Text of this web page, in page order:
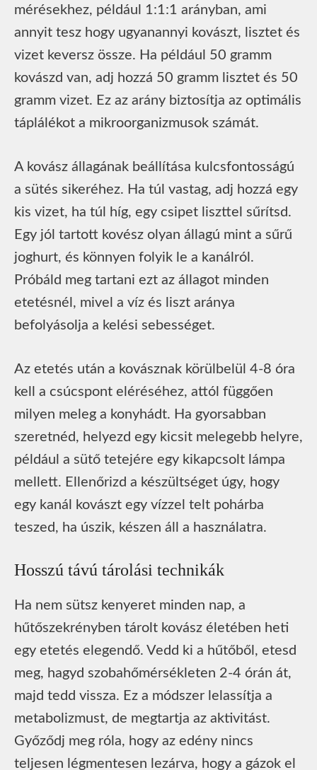
mérésekhez, például 1:1:1 arányban, ami
annyit tesz hogy ugyanannyi kovászt, lisztet és
vizet keversz össze. Ha például 50 gramm
kovászd van, adj hozzá 50 gramm lisztet és 50
gramm vizet. Ez az arány biztosítja az optimális
táplálékot a mikroorganizmusok számát.
A kovász állagának beállítása kulcsfontosságú
a sütés sikeréhez. Ha túl vastag, adj hozzá egy
kis vizet, ha túl híg, egy csipet liszttel sűrítsd.
Egy jól tartott kovész olyan állagú mint a sűrű
joghurt, és könnyen folyik le a kanálról.
Próbáld meg tartani ezt az állagot minden
etetésnél, mivel a víz és liszt aránya
befolyásolja a kelési sebességet.
Az etetés után a kovásznak körülbelül 4-8 óra
kell a csúcspont eléréséhez, attól függően
milyen meleg a konyhádt. Ha gyorsabban
szeretnéd, helyezd egy kicsit melegebb helyre,
például a sütő tetejére egy kikapcsolt lámpa
mellett. Ellenőrizd a készültséget úgy, hogy
egy kanál kovászt egy vízzel telt pohárba
teszed, ha úszik, készen áll a használatra.
Hosszú távú tárolási technikák
Ha nem sütsz kenyeret minden nap, a
hűtőszekrényben tárolt kovász életében heti
egy etetés elegendő. Vedd ki a hűtőből, etesd
meg, hagyd szobahőmérsékleten 2-4 órán át,
majd tedd vissza. Ez a módszer lelassítja a
metabolizmust, de megtartja az aktivitást.
Győződj meg róla, hogy az edény nincs
teljesen légmentesen lezárva, hogy a gázok el